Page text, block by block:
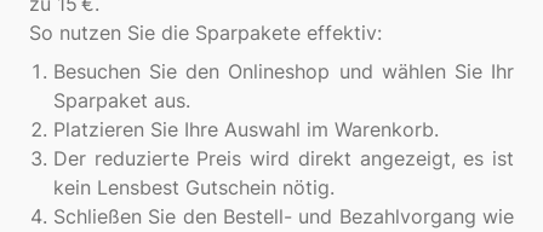
Besuchen Sie den Onlineshop und wählen Sie Ihr
Sparpaket aus.
Platzieren Sie Ihre Auswahl im Warenkorb.
Der reduzierte Preis wird direkt angezeigt, es ist
kein Lensbest Gutschein nötig.
Schließen Sie den Bestell- und Bezahlvorgang wie